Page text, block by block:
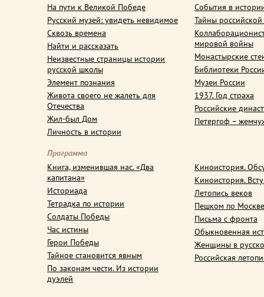
На пути к Великой Победе
Русский музей: увидеть невидимое
Сквозь времена
Найти и рассказать
Неизвестные страницы истории
русской школы
Элемент познания
Живота своего не жалеть для
Отечества
Жил-был Дом
Личность в истории
События в
Тайны
мировой войны
Монастырские
Библиотеки
Музеи России
1937. Год страха
Российские
Петергоф –
Программа
Книга, изменившая нас. «Два
капитана»
Историада
Тетрадка по истории
Солдаты Победы
Час истины
Герои Победы
Тайное становится явным
По законам чести. Из истории
дуэлей
Киноистория.
Киноистория.
Летопись веков
Пешком по Москве
Письма с фронта
Обыкновенная
Женщины в
Российская